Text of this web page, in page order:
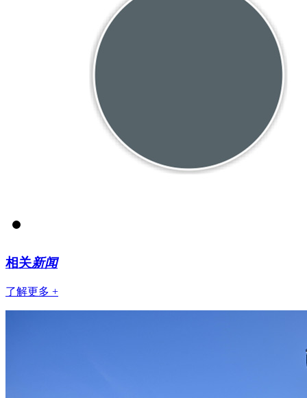
相关新闻
了解更多 +